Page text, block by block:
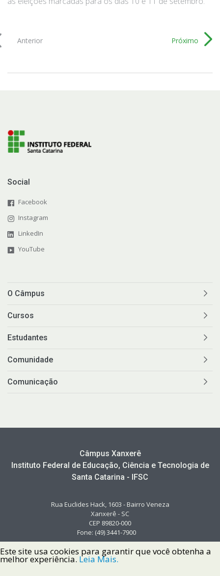
Anterior Próximo
Social
Facebook
Instagram
LinkedIn
YouTube
O Câmpus
Cursos
Estudantes
Comunidade
Comunicação
Câmpus Xanxerê
Instituto Federal de Educação, Ciência e Tecnologia de
Santa Catarina - IFSC
Rua Euclides Hack, 1603 - Bairro Veneza
Xanxerê - SC
CEP 89820-000
Fone: (49) 3441-7900
Este site usa cookies para garantir que você obtenha a
melhor experiência. Leia Mais.